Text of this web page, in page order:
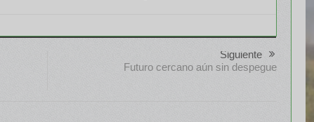
Siguiente
Futuro cercano aún sin despegue